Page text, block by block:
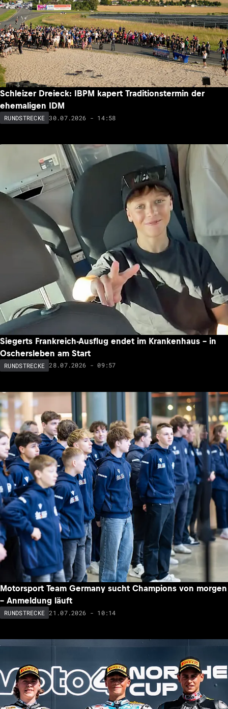
Schleizer Dreieck: IBPM kapert Traditionstermin der
ehemaligen IDM
RUNDSTRECKE 30.07.2026 - 14:58
Siegerts Frankreich-Ausflug endet im Krankenhaus – in
Oschersleben am Start
RUNDSTRECKE 28.07.2026 - 09:57
Motorsport Team Germany sucht Champions von morgen
– Anmeldung läuft
RUNDSTRECKE 21.07.2026 - 10:14